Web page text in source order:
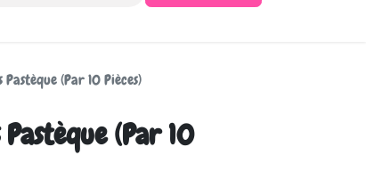
(Par 10 Pièces)
(Par 10